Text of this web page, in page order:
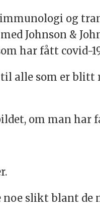
og
Johnson &
har fått covid-
alle som er blitt
om man har
slikt blant de